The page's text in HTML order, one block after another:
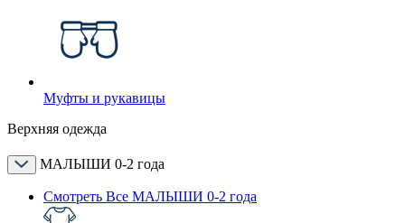
Муфты и рукавицы
Верхняя одежда
МАЛЫШИ 0-2 года
Смотреть Все МАЛЫШИ 0-2 года